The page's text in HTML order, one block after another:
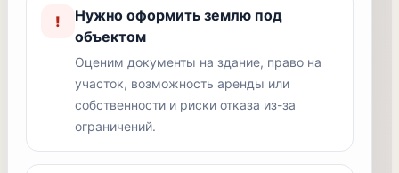
!
Нужно оформить землю под
объектом
Оценим документы на здание, право на
участок, возможность аренды или
собственности и риски отказа из-за
ограничений.